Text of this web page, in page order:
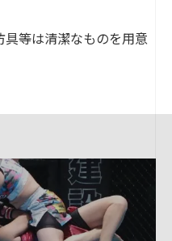
等は清潔なものを用意